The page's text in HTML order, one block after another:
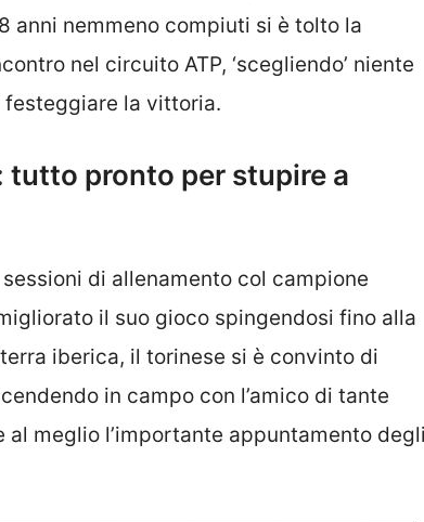
anni nemmeno compiuti si è tolto la
nel circuito ATP, ‘scegliendo’ niente
festeggiare la vittoria.
tutto pronto per stupire a
di allenamento col campione
il suo gioco spingendosi fino alla
iberica, il torinese si è convinto di
in campo con l’amico di tante
al meglio l’importante appuntamento degli